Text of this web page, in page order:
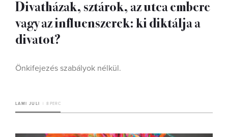
Divatházak, sztárok, az utca embere
vagy az influenszerek: ki diktálja a
divatot?
Önkifejezés szabályok nélkül.
LAMI JULI 8 PERC